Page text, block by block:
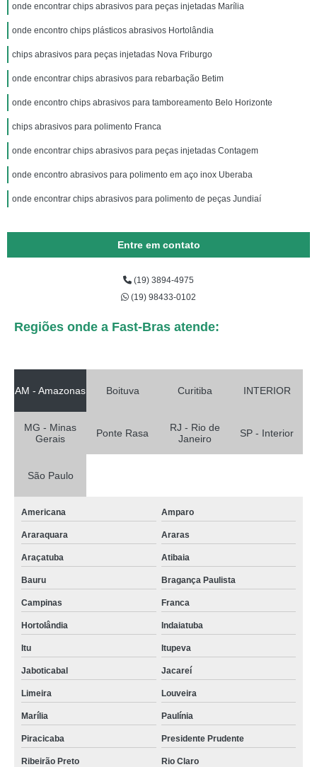
onde encontrar chips abrasivos para peças injetadas Marília
onde encontro chips plásticos abrasivos Hortolândia
chips abrasivos para peças injetadas Nova Friburgo
onde encontrar chips abrasivos para rebarbação Betim
onde encontro chips abrasivos para tamboreamento Belo Horizonte
chips abrasivos para polimento Franca
onde encontrar chips abrasivos para peças injetadas Contagem
onde encontro abrasivos para polimento em aço inox Uberaba
onde encontrar chips abrasivos para polimento de peças Jundiaí
Entre em contato
(19) 3894-4975
(19) 98433-0102
Regiões onde a Fast-Bras atende:
AM - Amazonas Boituva Curitiba INTERIOR
MG - Minas
Gerais
Ponte Rasa
RJ - Rio de
Janeiro
SP - Interior
São Paulo
Americana Amparo
Araraquara Araras
Araçatuba Atibaia
Bauru Bragança Paulista
Campinas Franca
Hortolândia Indaiatuba
Itu Itupeva
Jaboticabal Jacareí
Limeira Louveira
Marília Paulínia
Piracicaba Presidente Prudente
Ribeirão Preto Rio Claro